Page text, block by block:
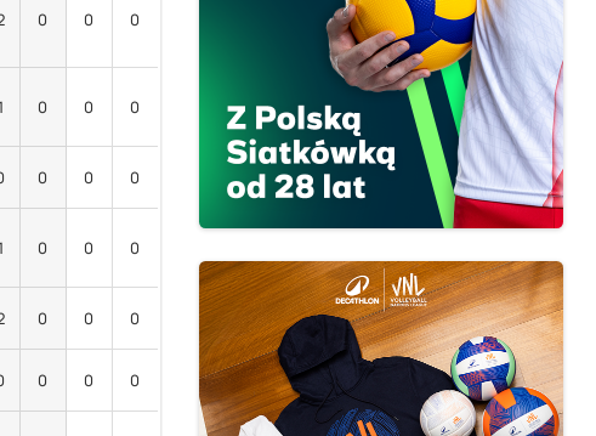
0 0 0
0 0 0
0 0 0
0 0 0
0 0 0
0 0 0